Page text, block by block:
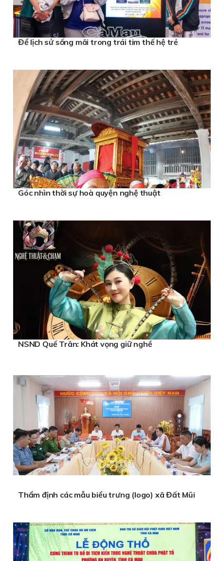
Để lịch sử sống mãi trong trái tim thế hệ trẻ
Góc nhìn thời sự hoà quyện nghệ thuật
NSND Quế Trân: Khát vọng giữ nghề
Thẩm định các mẫu biểu trưng (logo) xã Đất Mũi